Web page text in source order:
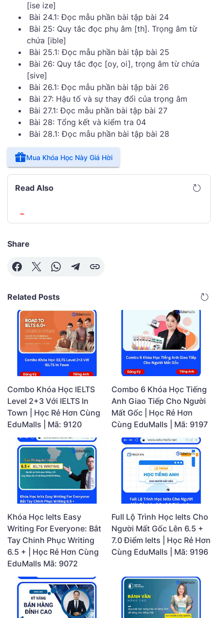
[ise ize]
Bài 24.1: Đọc mẫu phần bài tập bài 24
Bài 25: Quy tắc đọc phụ âm [th]. Trọng âm từ
chứa [ible]
Bài 25.1: Đọc mẫu phần bài tập bài 25
Bài 26: Quy tắc đọc [oy, oi], trọng âm từ chứa
[sive]
Bài 26.1: Đọc mẫu phần bài tập bài 26
Bài 27: Hậu tố và sự thay đổi của trọng âm
Bài 27.1: Đọc mẫu phần bài tập bài 27
Bài 28: Tổng kết và kiểm tra 04
Bài 28.1: Đọc mẫu phần bài tập bài 28
Mua Khóa Học Này Giá Hời
Read Also
Share
Related Posts
Combo Khóa Học IELTS
Level 2+3 Với IELTS In
Town | Học Rẻ Hơn Cùng
EduMalls | Mã: 9120
Combo 6 Khóa Học Tiếng
Anh Giao Tiếp Cho Người
Mất Gốc | Học Rẻ Hơn
Cùng EduMalls | Mã: 9197
Khóa Học Ielts Easy
Writing For Everyone: Bắt
Tay Chinh Phục Writing
6.5 + | Học Rẻ Hơn Cùng
EduMalls Mã: 9072
Full Lộ Trình Học Ielts Cho
Người Mất Gốc Lên 6.5 +
7.0 Điểm Ielts | Học Rẻ Hơn
Cùng EduMalls | Mã: 9196